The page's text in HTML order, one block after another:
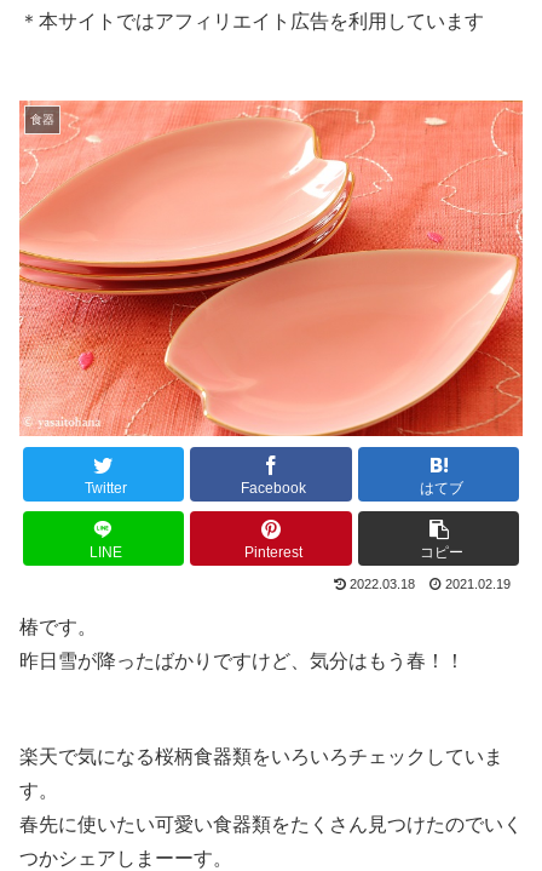
＊本サイトではアフィリエイト広告を利用しています
食器
Twitter Facebook はてブ
LINE Pinterest コピー
2022.03.18 2021.02.19
椿です。
昨日雪が降ったばかりですけど、気分はもう春！！
楽天で気になる桜柄食器類をいろいろチェックしていま
す。
春先に使いたい可愛い食器類をたくさん見つけたのでいく
つかシェアしまーーす。